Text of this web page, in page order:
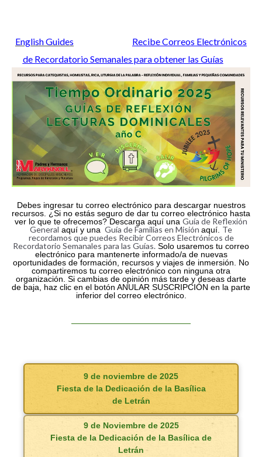
English Guides
Recibe Correos Electrónicos
de Recordatorio Semanales para obtener las Guías
Debes ingresar tu correo electrónico para descargar nuestros
recursos. ¿Si no estás seguro de dar tu correo electrónico hasta
ver lo que te ofrecemos? Descarga aquí una Guía de Reflexión
General aquí y una Guía de Familias en Misión aquí. Te
recordamos que puedes Recibir Correos Electrónicos de
Recordatorio Semanales para las Guías. Solo usaremos tu correo
electrónico para mantenerte informado/a de nuevas
oportunidades de formación, recursos y viajes de inmersión. No
compartiremos tu correo electrónico con ninguna otra
organización. Si cambias de opinión más tarde y deseas darte
de baja, haz clic en el botón ANULAR SUSCRIPCIÓN en la parte
inferior del correo electrónico.
9 de noviembre de 2025
Fiesta de la Dedicación de la Basílica
de Letrán
9 de Noviembre de 2025
Fiesta de la Dedicación de la Basílica de
Letrán